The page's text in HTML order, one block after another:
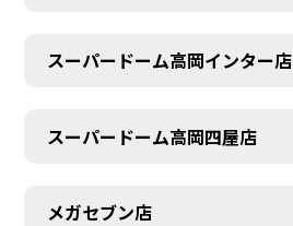
スーパードーム高岡インター店
スーパードーム高岡四屋店
メガセブン店